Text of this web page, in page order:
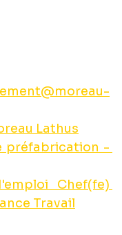
Lathus
préfabrication -
Chef(fe)
Travail